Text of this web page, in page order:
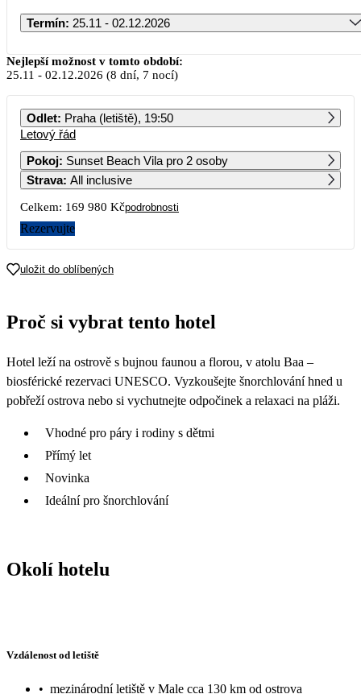
Termín: 25.11 - 02.12.2026
Listopad 2026
PO ÚT ST ČT PÁ SO NE
2 3
16
84 990
Nejlepší možnost v tomto období:
25.11 - 02.12.2026 (8 dní, 7 nocí)
Odlet: Praha (letiště), 19:50
Letový řád
Pokoj: Sunset Beach Vila pro 2 osoby
Strava: All inclusive
Celkem: 169 980 Kčpodrobnosti
Rezervujte
uložit do oblíbených
Proč si vybrat tento hotel
Hotel leží na ostrově s bujnou faunou a florou, v atolu Baa –
biosférické rezervaci UNESCO. Vyzkoušejte šnorchlování hned u
pobřeží ostrova nebo si vychutnejte odpočinek a relaxaci na pláži.
Vhodné pro páry i rodiny s dětmi
Přímý let
Novinka
Ideální pro šnorchlování
Okolí hotelu
Vzdálenost od letiště
• mezinárodní letiště v Male cca 130 km od ostrova